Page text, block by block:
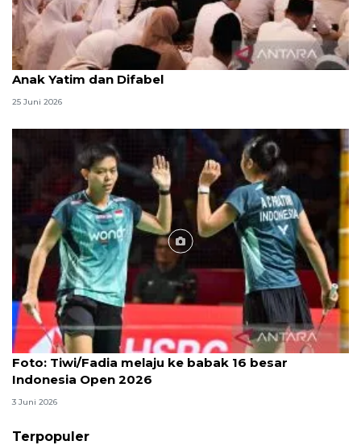
Menag jadikan setiap 10 Muharam sebagai Lebaran
Anak Yatim dan Difabel
25 Juni 2026
Foto
Foto: Tiwi/Fadia melaju ke babak 16 besar
Indonesia Open 2026
3 Juni 2026
Terpopuler